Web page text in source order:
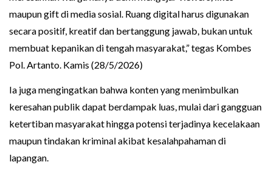
maupun gift di media sosial. Ruang digital harus digunakan
secara positif, kreatif dan bertanggung jawab, bukan untuk
membuat kepanikan di tengah masyarakat,” tegas Kombes
Pol. Artanto. Kamis (28/5/2026)
Ia juga mengingatkan bahwa konten yang menimbulkan
keresahan publik dapat berdampak luas, mulai dari gangguan
ketertiban masyarakat hingga potensi terjadinya kecelakaan
maupun tindakan kriminal akibat kesalahpahaman di
lapangan.